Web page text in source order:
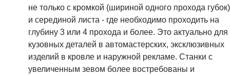
не только с кромкой (шириной одного прохода
и серединой листа - где необходимо проходить на
глубину 3 или 4 прохода и более. Это актуально для
кузовных деталей в автомастерских, эксклюзивных
изделий в кровле и наружной рекламе. Станки с
увеличенным зевом более востребованы и